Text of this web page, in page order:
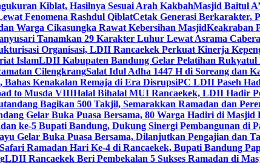
Kiblat, Hasilnya Sesuai Arah KakbahMasjid Baitul
Fenomena Rashdul QiblatCetak Generasi Berkarakter,
Warga Cikasungka Rawat Kebersihan MasjidKeakraban
Tanamkan 29 Karakter Luhur Lewat Asrama
Organisasi, LDII Rancaekek Perkuat Kinerja
IslamLDII Kabupaten Bandung Gelar Pelatihan
CilengkrangSalat Idul Adha 1447 H di Soreang dan
Kenakalan Remaja di Era DisrupsiPC LDII Paseh
to Musda VIIIHalal Bihalal MUI Rancaekek, LDII Hadir
Bagikan 500 Takjil, Semarakkan Ramadan dan
Gelar Buka Puasa Bersama, 80 Warga Hadiri di Masjid
ke-5 Bupati Bandung, Dukung Sinergi Pembangunan di
Gelar Buka Puasa Bersama, Dilanjutkan Pengajian dan
Ramadan Hari Ke-4 di Rancaekek, Bupati Bandung
LDII Rancaekek Beri Pembekalan 5 Sukses Ramadan di